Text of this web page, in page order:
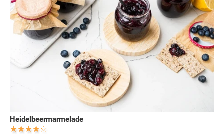
Heidelbeermarmelade